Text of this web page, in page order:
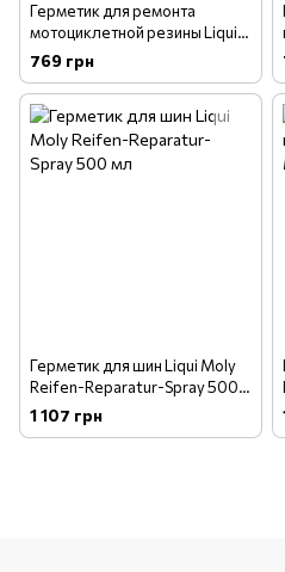
Герметик для ремонта
мотоциклетной резины Liqui
Moly Motorbike Reifen-
Reparatur-Spray 300 мл
769 грн
Герметик для шин Liqui Moly
Reifen-Reparatur-Spray 500
мл
1 107 грн